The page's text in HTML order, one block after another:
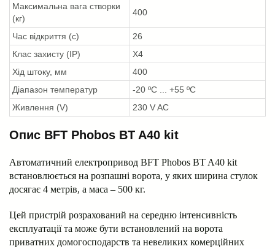
Максимальна вага створки
(кг)
400
Час відкриття (с)
26
Клас захисту (IP)
X4
Хід штоку, мм
400
Діапазон температур
-20 ºС ... +55 ºС
Живлення (V)
230 V AC
Опис BFT Phobos BT A40 kit
Автоматичний електропривод BFT Phobos BT A40 kit
встановлюється на розпашні ворота, у яких ширина стулок
досягає 4 метрів, а маса – 500 кг.
Цей пристрій розрахований на середню інтенсивність
експлуатації та може бути встановлений на ворота
приватних домогосподарств та невеликих комерційних